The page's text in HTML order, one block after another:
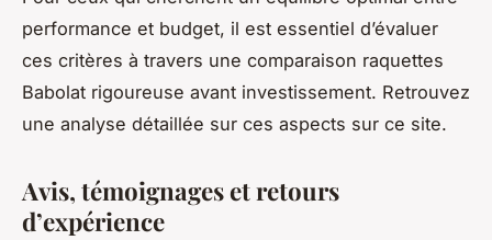
performance et budget, il est essentiel d’évaluer
ces critères à travers une comparaison raquettes
Babolat rigoureuse avant investissement. Retrouvez
une analyse détaillée sur ces aspects sur ce site.
Avis, témoignages et retours
d’expérience